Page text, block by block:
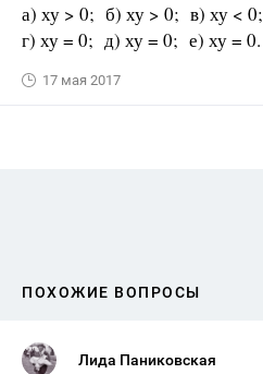
а) ху > 0; б) ху > 0; в) ху < 0;
г) ху = 0; д) ху = 0; е) ху = 0.
17 мая 2017
ПОХОЖИЕ ВОПРОСЫ
Лида Паниковская